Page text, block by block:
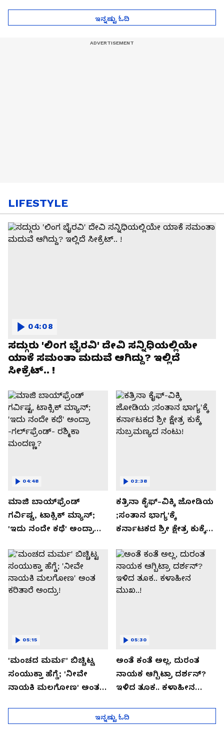
ಇನ್ನಷ್ಟು ಓದಿ
LIFESTYLE
ಸದ್ಗುರು 'ಲಿಂಗ ಭೈರವಿ' ದೇವಿ ಸನ್ನಿಧಿಯಲ್ಲಿಯೇ
ಯಾಕೆ ಸಮಂತಾ ಮದುವೆ ಆಗಿದ್ದು? ಇಲ್ಲಿದೆ
ಸೀಕ್ರೆಟ್.. !
04:08
ಮಾಜಿ ಬಾಯ್‌ಫ್ರೆಂಡ್
ಗರ್ವಿಷ್ಟ, ಟಾಕ್ಸಿಕ್ ಮ್ಯಾನ್;
'ಇದು ನಂದೇ ಕಥೆ' ಅಂದ್ರಾ
ಮಂದಣ್ಣ?
04:48
ಕತ್ರಿನಾ ಕೈಫ್-ವಿಕ್ಕಿ ಜೋಡಿಯ
;ಸಂತಾನ ಭಾಗ್ಯ'ಕ್ಕೆ
ಕರ್ನಾಟಕದ ಶ್ರೀ ಕ್ಷೇತ್ರ ಕುಕ್ಕೆ
02:38
'ಮಂಚದ ಮರ್ಮ' ಬಿಚ್ಚಿಟ್ಟ
ಸಂಯುಕ್ತಾ ಹೆಗ್ಡೆ; 'ನೀವೇ
ನಾಯಕಿ ಮಲಗೋಣ' ಅಂತ
05:15
ಅಂತೆ ಕಂತೆ ಅಲ್ಲ, ದುರಂತ
ನಾಯಕ ಆಗ್ಬಿಟ್ರಾ ದರ್ಶನ್?
ಇಳಿದ ತೂಕ.. ಕಳಾಹೀನ
05:30
ಇನ್ನಷ್ಟು ಓದಿ